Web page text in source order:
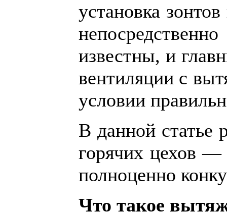
установка
известны, и
вентиляции с
условии
В данной статье
горячих цехов —
полноценно
Что такое